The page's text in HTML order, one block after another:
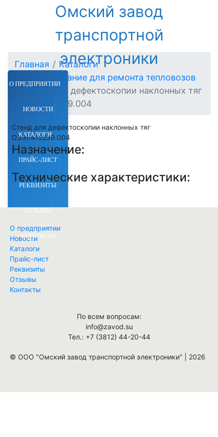
Омский завод
транспортной
электроники
О ПРЕДПРИЯТИИ
НОВОСТИ
КАТАЛОГИ
ПРАЙС-ЛИСТ
РЕКВИЗИТЫ
ОТЗЫВЫ
КОНТАКТЫ
Главная
Каталоги
Оборудование для ремонта тепловозов
Стенд для дефектоскопии наклонных тяг
ОЗЭ1.412239.004
Стенд для дефектоскопии наклонных тяг
ОЗЭ1.412239.004
Назначение:
Технические характеристики:
О предприятии
Новости
Каталоги
Прайс-лист
Реквизиты
Отзывы
Контакты
По всем вопросам:
info@zavod.su
Тел.: +7 (3812) 44-20-44
© ООО "Омский завод транспортной электроники" | 2026